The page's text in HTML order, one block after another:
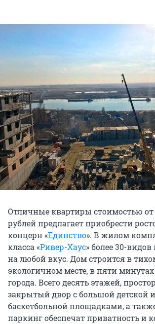
Отличные квартиры стоимостью от
рублей предлагает приобрести
концерн «Единство». В жилом
класса «Ривер-Хаус» более 30-
на любой вкус. Дом строится в
экологичном месте, в пяти
города. Всего десять этажей,
закрытый двор с большой детской и
баскетбольной площадками, а
паркинг обеспечат приватность и